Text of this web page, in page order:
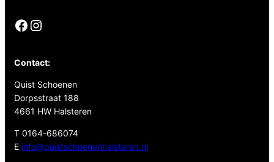
Facebook Instagram
Contact:
Quist Schoenen
Dorpsstraat 188
4661 HW Halsteren
T 0164-686074
E info@quistschoenenhalsteren.nl